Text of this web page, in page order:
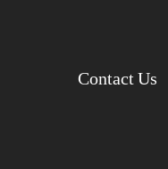
Contact Us